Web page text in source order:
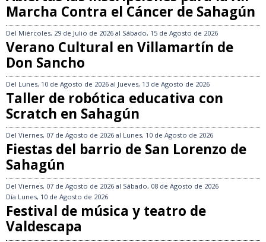
Marcha Contra el Cáncer de Sahagún
Del Miércoles, 29 de Julio de 2026 al Sábado, 15 de Agosto de 2026
Verano Cultural en Villamartín de
Don Sancho
Del Lunes, 10 de Agosto de 2026 al Jueves, 13 de Agosto de 2026
Taller de robótica educativa con
Scratch en Sahagún
Del Viernes, 07 de Agosto de 2026 al Lunes, 10 de Agosto de 2026
Fiestas del barrio de San Lorenzo de
Sahagún
Del Viernes, 07 de Agosto de 2026 al Sábado, 08 de Agosto de 2026
Día Lunes, 10 de Agosto de 2026
Festival de música y teatro de
Valdescapa